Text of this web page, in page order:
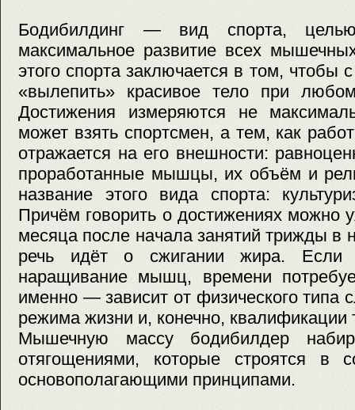
Бодибилдинг — вид спорта, целью
максимальное развитие всех
этого спорта заключается в том,
«вылепить» красивое тело при
Достижения измеряются не
может взять спортсмен, а тем, как
отражается на его внешности:
проработанные мышцы, их объём и
название этого вида спорта:
Причём говорить о достижениях можно
месяца после начала занятий трижды в
речь идёт о сжигании жира. Если
наращивание мышц, времени
именно — зависит от физического типа
режима жизни и, конечно, квалификации
Мышечную массу бодибилдер
отягощениями, которые строятся в
основополагающими принципами.